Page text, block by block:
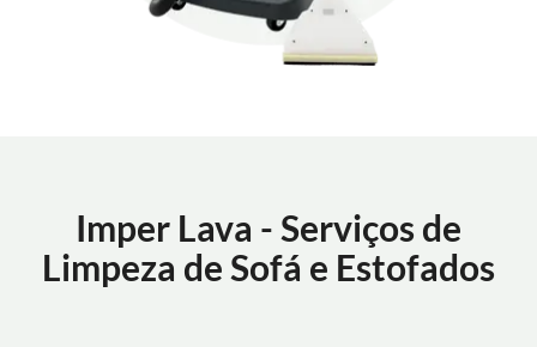
Imper Lava - Serviços de
Limpeza de Sofá e Estofados